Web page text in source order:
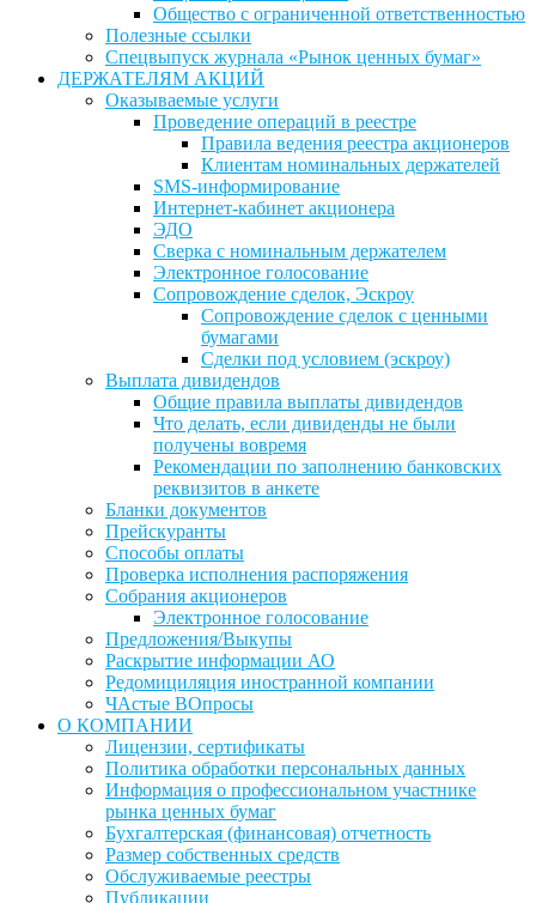
Общество с ограниченной ответственностью
Полезные ссылки
Спецвыпуск журнала «Рынок ценных бумаг»
ДЕРЖАТЕЛЯМ АКЦИЙ
Оказываемые услуги
Проведение операций в реестре
Правила ведения реестра акционеров
Клиентам номинальных держателей
SMS-информирование
Интернет-кабинет акционера
ЭДО
Сверка с номинальным держателем
Электронное голосование
Сопровождение сделок, Эскроу
Сопровождение сделок с ценными
бумагами
Сделки под условием (эскроу)
Выплата дивидендов
Общие правила выплаты дивидендов
Что делать, если дивиденды не были
получены вовремя
Рекомендации по заполнению банковских
реквизитов в анкете
Бланки документов
Прейскуранты
Способы оплаты
Проверка исполнения распоряжения
Собрания акционеров
Электронное голосование
Предложения/Выкупы
Раскрытие информации АО
Редомициляция иностранной компании
ЧАстые ВОпросы
О КОМПАНИИ
Лицензии, сертификаты
Политика обработки персональных данных
Информация о профессиональном участнике
рынка ценных бумаг
Бухгалтерская (финансовая) отчетность
Размер собственных средств
Обслуживаемые реестры
Публикации